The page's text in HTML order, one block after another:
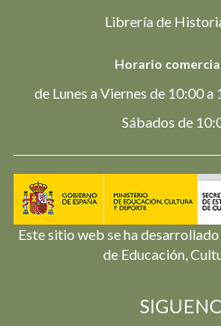
Librería de
Horario
de Lunes a Viernes de 10:00
Sábados de
Este sitio web se ha
de Educación,